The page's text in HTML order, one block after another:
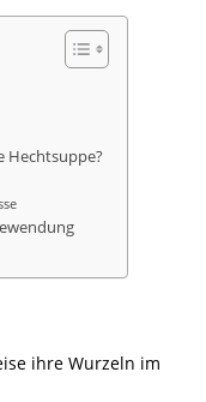
Hechtsuppe?
ihre Wurzeln im